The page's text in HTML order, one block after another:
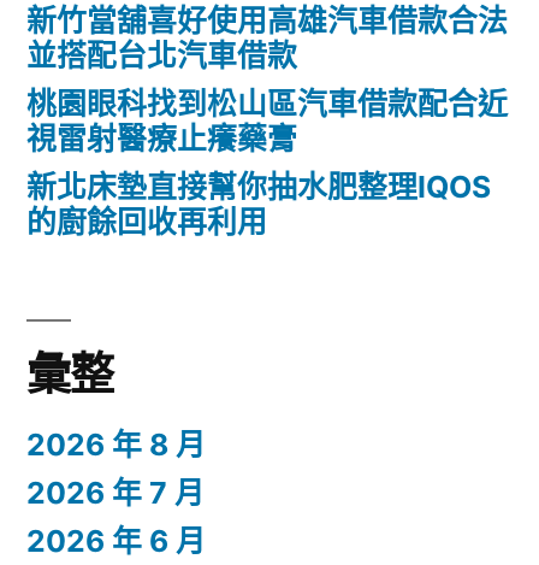
惠
落
髮
專
用
新竹當舖喜好使用高雄汽車借款合法
並搭配台北汽車借款
桃園眼科找到松山區汽車借款配合近
視雷射醫療止癢藥膏
新北床墊直接幫你抽水肥整理IQOS
的廚餘回收再利用
彙整
2026 年 8 月
2026 年 7 月
2026 年 6 月